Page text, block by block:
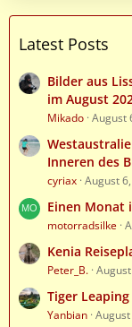
s
o
t
s
Latest Posts
Bilder aus
im August
Mikado August
Inneren des
cyriax August
Einen Monat
motorradsilke
Kenia
Peter_B.
Tiger
Yanbian